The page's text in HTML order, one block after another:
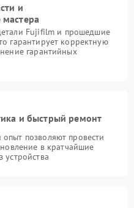
и
Fujifilm и прошедшие
гарантирует корректную
гарантийных
и быстрый ремонт
позволяют провести
в кратчайшие